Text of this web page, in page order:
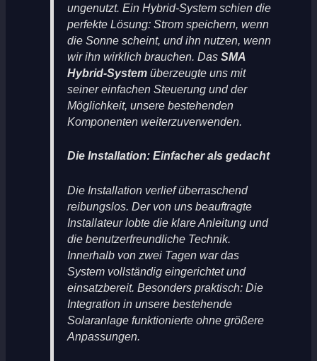
ungenutzt. Ein Hybrid-System schien die
perfekte Lösung: Strom speichern, wenn
die Sonne scheint, und ihn nutzen, wenn
wir ihn wirklich brauchen. Das SMA
Hybrid-Systemüberzeugte uns mit
seiner einfachen Steuerung und der
Möglichkeit, unsere bestehenden
Komponenten weiterzuverwenden.
Die Installation: Einfacher als gedacht
Die Installation verlief überraschend
reibungslos. Der von uns beauftragte
Installateur lobte die klare Anleitung und
die benutzerfreundliche Technik.
Innerhalb von zwei Tagen war das
System vollständig eingerichtet und
einsatzbereit. Besonders praktisch: Die
Integration in unsere bestehende
Solaranlage funktionierte ohne größere
Anpassungen.